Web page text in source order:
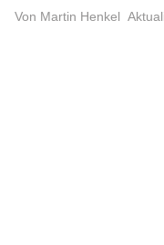
Von Martin Henkel